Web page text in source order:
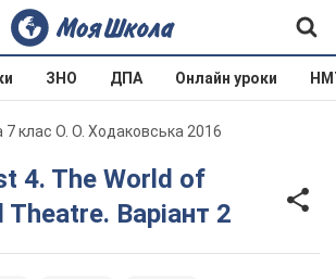
ЗНО ДПА Онлайн уроки
7 клас О. О. Ходаковська 2016
Theatre. Варіант 2